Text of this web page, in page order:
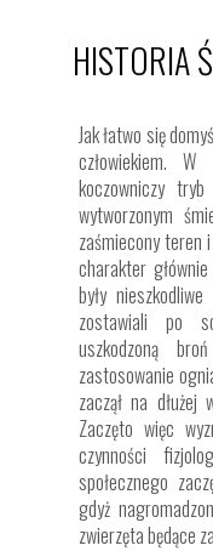
HISTORIA
Jak łatwo się
człowiekiem.
koczowniczy
wytworzonym
zaśmiecony teren
charakter
były
zostawiali po
uszkodzoną
zastosowanie
zaczął na
Zaczęto więc
czynności
społecznego
gdyż
zwierzęta będące